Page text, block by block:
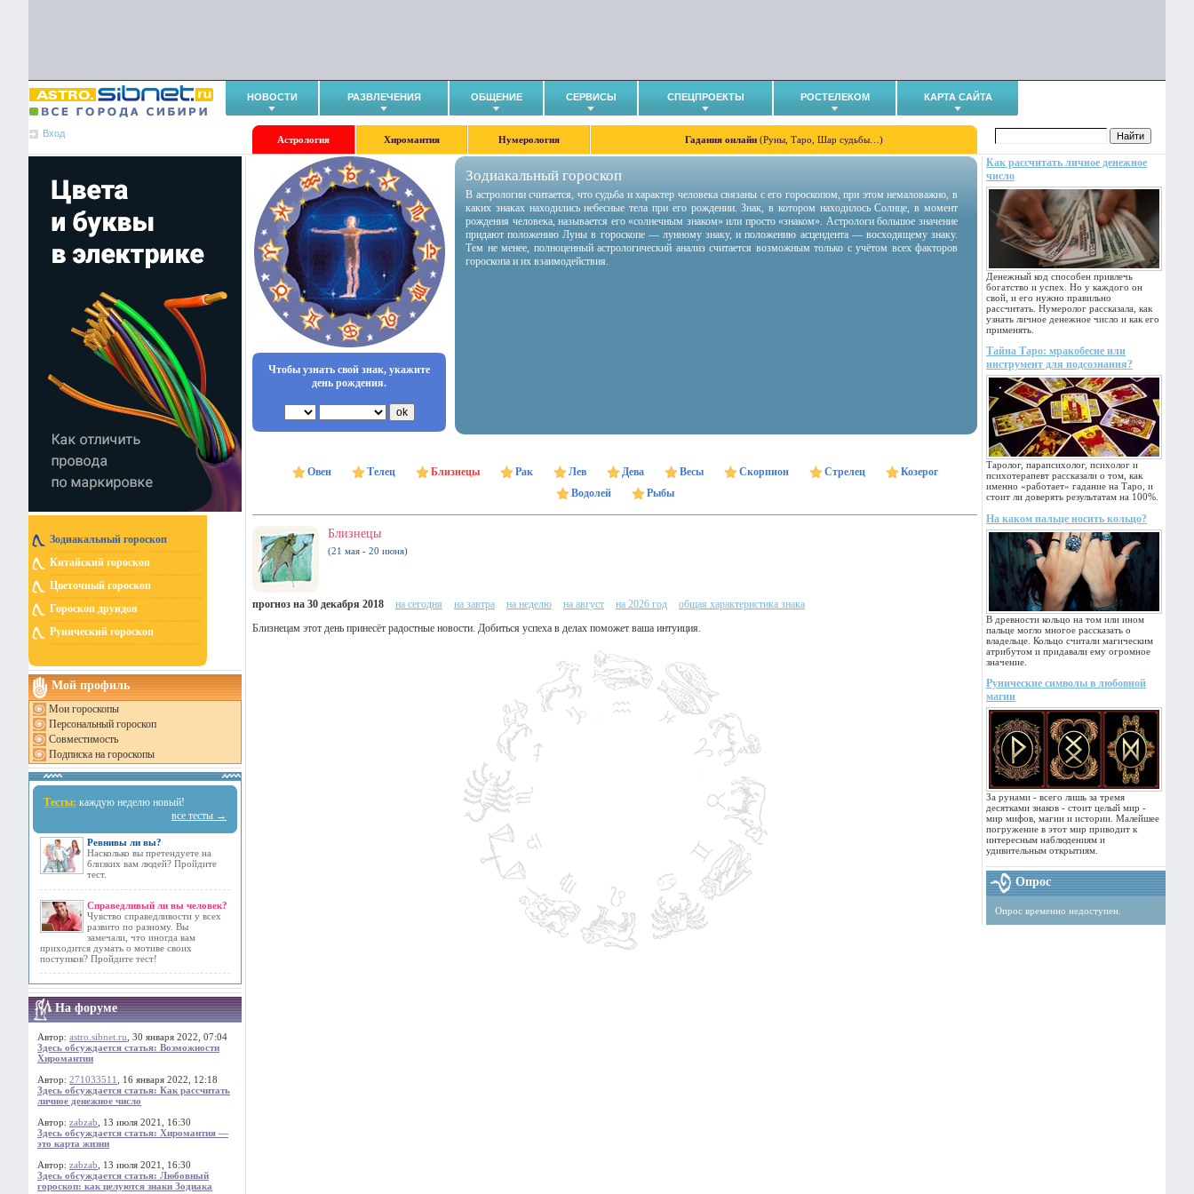
НОВОСТИ РАЗВЛЕЧЕНИЯ ОБЩЕНИЕ СЕРВИСЫ СПЕЦПРОЕКТЫ РОСТЕЛЕКОМ КАРТА САЙТА
Вход
Астрология Хиромантия Нумерология Гадания онлайн (Руны, Таро, Шар судьбы…)
Зодиакальный гороскоп
Китайский гороскоп
Цветочный гороскоп
Гороскоп друидов
Рунический гороскоп
Мой профиль
Мои гороскопы
Персональный гороскоп
Совместимость
Подписка на гороскопы
Тесты: каждую неделю новый!
все тесты →
Ревнивы ли вы?
Насколько вы претендуете на
близких вам людей? Пройдите
тест.
Справедливый ли вы человек?
Чувство справедливости у всех
развито по разному. Вы
замечали, что иногда вам
приходится думать о мотиве своих
поступков? Пройдите тест!
На форуме
Автор: astro.sibnet.ru , 30 января 2022, 07:04
Здесь обсуждается статья: Возможности
Хиромантии
Автор: 271033511
, 16 января 2022, 12:18
Здесь обсуждается статья: Как рассчитать
личное денежное число
Автор: zabzab , 13 июля 2021, 16:30
Здесь обсуждается статья: Хиромантия —
это карта жизни
Автор: zabzab , 13 июля 2021, 16:30
Здесь обсуждается статья: Любовный
гороскоп: как целуются знаки Зодиака
Как рассчитать личное денежное
число
Денежный код способен привлечь
богатство и успех. Но у каждого он
свой, и его нужно правильно
рассчитать. Нумеролог рассказала, как
узнать личное денежное число и как его
применять.
Тайна Таро: мракобесие или
инструмент для подсознания?
Таролог, парапсихолог, психолог и
психотерапевт рассказали о том, как
именно «работает» гадание на Таро, и
стоит ли доверять результатам на 100%.
На каком пальце носить кольцо?
В древности кольцо на том или ином
пальце могло многое рассказать о
владельце. Кольцо считали магическим
атрибутом и придавали ему огромное
значение.
Рунические символы в любовной
магии
За рунами - всего лишь за тремя
десятками знаков - стоит целый мир -
мир мифов, магии и истории. Малейшее
погружение в этот мир приводит к
интересным наблюдениям и
удивительным открытиям.
Опрос
Опрос временно недоступен.
Чтобы узнать свой знак, укажите
день рождения.
Зодиакальный гороскоп
В астрологии считается, что судьба и характер человека связаны с его гороскопом, при этом немаловажно, в
каких знаках находились небесные тела при его рождении. Знак, в котором находилось Солнце, в момент
рождения человека, называется его «солнечным знаком» или просто «знаком». Астрологи большое значение
придают положению Луны в гороскопе — лунному знаку, и положению асцендента — восходящему знаку.
Тем не менее, полноценный астрологический анализ считается возможным только с учётом всех факторов
гороскопа и их взаимодействия.
Овен Телец Близнецы Рак Лев Дева Весы Скорпион Стрелец
Козерог
Водолей
Рыбы
Близнецы
(21 мая - 20 июня)
прогноз на 30 декабря 2018 на сегодня на завтра на неделю на август на 2026 год
общая характеристика знака
Близнецам этот день принесёт радостные новости. Добиться успеха в делах поможет ваша интуиция.